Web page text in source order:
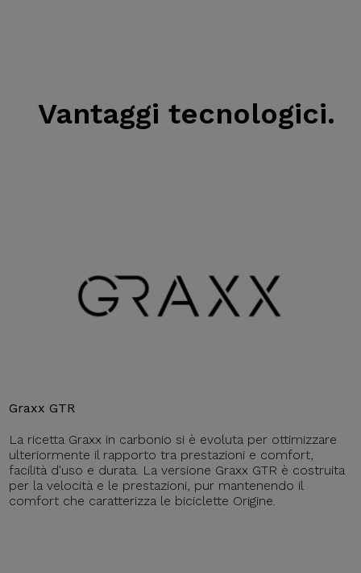
Vantaggi tecnologici.
Graxx GTR
La ricetta Graxx in carbonio si è evoluta per ottimizzare
ulteriormente il rapporto tra prestazioni e comfort,
facilità d'uso e durata. La versione Graxx GTR è costruita
per la velocità e le prestazioni, pur mantenendo il
comfort che caratterizza le biciclette Origine.